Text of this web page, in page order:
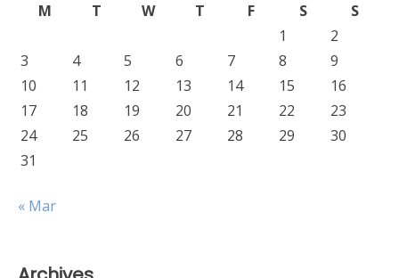
M
T W T F S
S
1
2
3
4 5 6 7 8
9
10
11 12 13 14 15
16
17
18 19 20 21 22
23
24
25 26 27 28 29
30
31
« Mar